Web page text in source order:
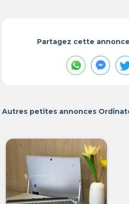
Partagez cette
Autres petites annonces